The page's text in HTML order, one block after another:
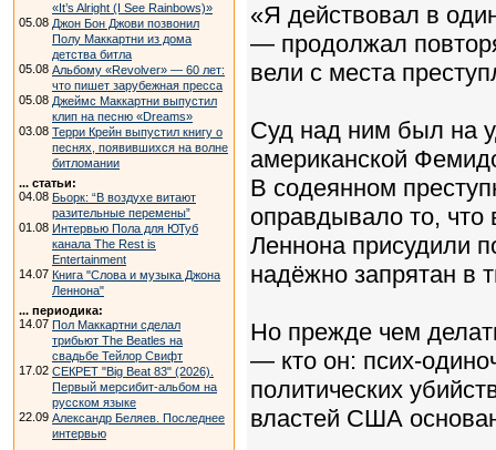
«It’s Alright (I See Rainbows)»
05.08 Джон Бон Джови позвонил
Полу Маккартни из дома
детства битла
05.08 Альбому «Revolver» — 60 лет:
что пишет зарубежная пресса
05.08 Джеймс Маккартни выпустил
клип на песню «Dreams»
03.08 Терри Крейн выпустил книгу о
песнях, появившихся на волне
битломании
... статьи:
04.08 Бьорк: “В воздухе витают
разительные перемены”
01.08 Интервью Пола для ЮТуб
канала The Rest is
Entertainment
14.07 Книга "Слова и музыка Джона
Леннона"
... периодика:
14.07 Пол Маккартни сделал
трибьют The Beatles на
свадьбе Тейлор Свифт
17.02 СЕКРЕТ "Big Beat 83" (2026).
Первый мерсибит-альбом на
русском языке
22.09 Александр Беляев. Последнее
интервью
«Я действовал в
— продолжал
вели с места
Суд над ним был на
американской
В содеянном
оправдывало то, что
Леннона присудили
надёжно запрятан в
Но прежде чем
— кто он: псих-
политических
властей США